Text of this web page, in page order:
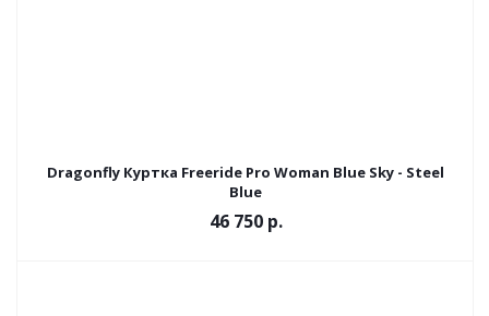
Dragonfly Куртка Freeride Pro Woman Blue Sky - Steel
Вlue
46 750 р.